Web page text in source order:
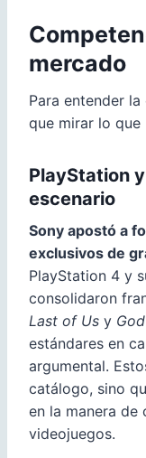
mercado
Para entender
que mirar lo que
PlayStation
escenario
Sony apostó a
exclusivos de
PlayStation 4 y
consolidaron
Last of Us y
estándares en
argumental.
catálogo, sino
en la manera
videojuegos.